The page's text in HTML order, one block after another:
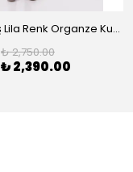
0-5 Yaş Lila Renk Organze Kumaş Bel İnci Kemerli Midi Boy Arkası Lastikli Abiye
₺ 2,750.00
₺ 2,390.00